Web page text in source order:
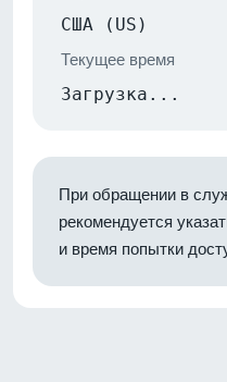
США (US)
Текущее время
Загрузка...
При обращении в
рекомендуется
и время попытки